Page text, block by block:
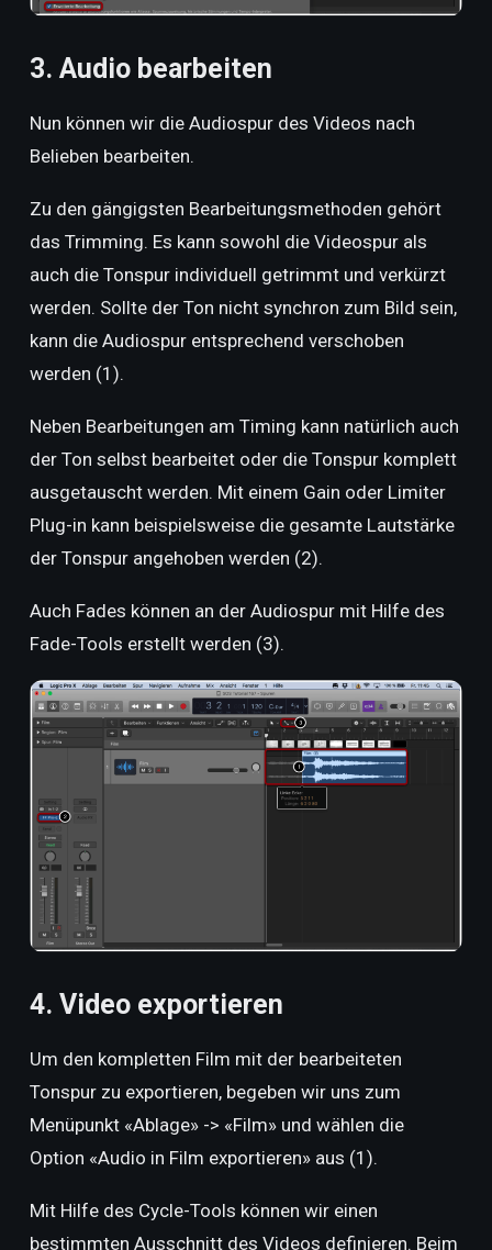
3. Audio bearbeiten
Nun können wir die Audiospur des Videos nach
Belieben bearbeiten.
Zu den gängigsten Bearbeitungsmethoden gehört
das Trimming. Es kann sowohl die Videospur als
auch die Tonspur individuell getrimmt und verkürzt
werden. Sollte der Ton nicht synchron zum Bild sein,
kann die Audiospur entsprechend verschoben
werden (1).
Neben Bearbeitungen am Timing kann natürlich auch
der Ton selbst bearbeitet oder die Tonspur komplett
ausgetauscht werden. Mit einem Gain oder Limiter
Plug-in kann beispielsweise die gesamte Lautstärke
der Tonspur angehoben werden (2).
Auch Fades können an der Audiospur mit Hilfe des
Fade-Tools erstellt werden (3).
4. Video exportieren
Um den kompletten Film mit der bearbeiteten
Tonspur zu exportieren, begeben wir uns zum
Menüpunkt «Ablage» -> «Film» und wählen die
Option «Audio in Film exportieren» aus (1).
Mit Hilfe des Cycle-Tools können wir einen
bestimmten Ausschnitt des Videos definieren. Beim